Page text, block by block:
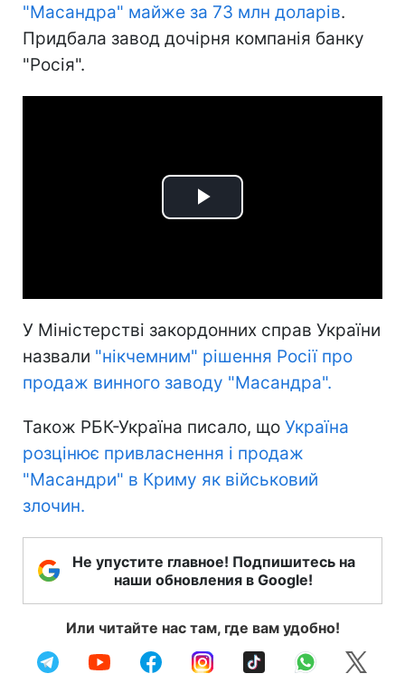
"Масандра" майже за 73 млн доларів.
Придбала завод дочірня компанія банку
"Росія".
Play
У Міністерстві закордонних справ України
назвали "нікчемним" рішення Росії про
продаж винного заводу "Масандра".
Також РБК-Україна писало, що Україна
розцінює привласнення і продаж
"Масандри" в Криму як військовий
злочин.
Не упустите главное! Подпишитесь на
наши обновления в Google!
Или читайте нас там, где вам удобно!